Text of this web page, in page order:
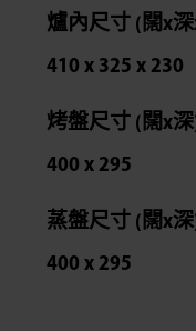
爐內尺寸 (闊x
410 x 325 x 230
烤盤尺寸 (闊x
400 x 295
蒸盤尺寸 (闊x
400 x 295